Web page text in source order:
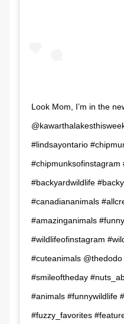
Look Mom, I’m in the
#lindsayontario
#chipmunksofinstagram
#backyardwildlife
#canadiananimals
#amazinganimals
#wildlifeofinstagram
#cuteanimals
#smileoftheday
#animals #funnywildlife
#fuzzy_favorites